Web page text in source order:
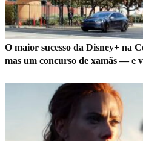
O maior sucesso da Disney+ na
mas um concurso de xamãs — e